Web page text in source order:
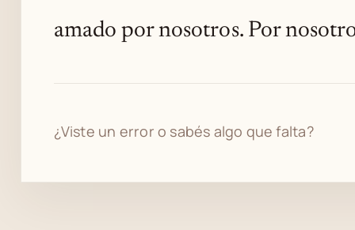
amado por nosotros. Por
¿Viste un error o sabés algo que falta?